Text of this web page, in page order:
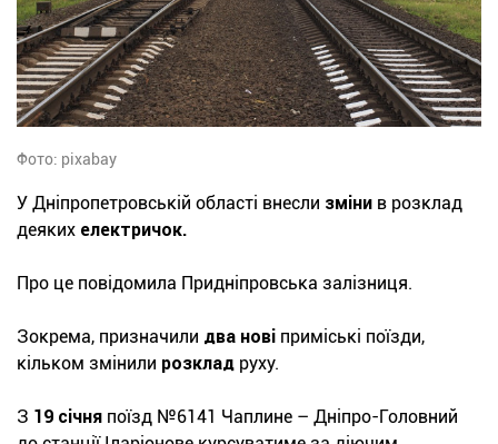
Фото: pixabay
У Дніпропетровській області внесли зміни в розклад
деяких електричок.
Про це повідомила Придніпровська залізниця.
Зокрема, призначили два нові приміські поїзди,
кільком змінили розклад руху.
З 19 січня поїзд №6141 Чаплине – Дніпро-Головний